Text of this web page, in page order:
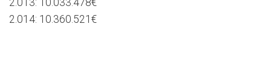
2.013: 10.033.478€
2.014: 10.360.521€